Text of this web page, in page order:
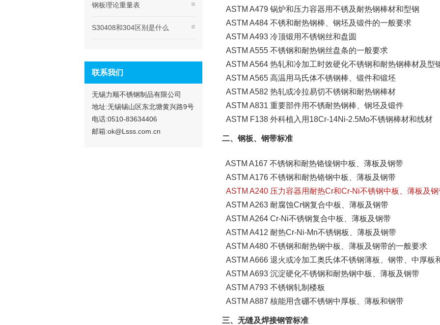
ASTM A479 锅炉和压力容器用不锈及耐热钢棒材和型钢
ASTM A484 不锈和耐热钢棒、钢坯及锻件的一般要求
ASTM A493 冷顶锻用不锈钢丝和盘圆
ASTM A555 不锈钢和耐热钢丝盘条的一般要求
ASTM A564 热轧和冷加工时效硬化不锈钢和耐热钢棒材及型
ASTM A565 高温用马氏体不锈钢棒、锻件和锻坯
ASTM A582 热轧或冷拉易切不锈钢和耐热钢棒材
ASTM A831 重要部件用不锈耐热钢棒、钢坯及锻件
ASTM F138 外科植入用18Cr-14Ni-2.5Mo不锈钢棒材和线材
二、钢板、钢带标准
ASTM A167 不锈钢和耐热铬镍钢中板、薄板及钢带
ASTM A176 不锈钢和耐热铬钢中板、薄板及钢带
ASTM A240 压力容器用耐热Cr和Cr-Ni不锈钢中板、薄板及钢
ASTM A263 耐腐蚀Cr钢复合中板、薄板及钢带
ASTM A264 Cr-Ni不锈钢复合中板、薄板及钢带
ASTM A412 耐热Cr-Ni-Mn不锈钢板、薄板及钢带
ASTM A480 不锈钢和耐热钢中板、薄板及钢带的一般要求
ASTM A666 退火或冷加工奥氏体不锈钢薄板、钢带、中厚板
ASTM A693 沉淀硬化不锈钢和耐热钢中板、薄板及钢带
ASTM A793 不锈钢轧制楼板
ASTM A887 核能用含硼不锈钢中厚板、薄板和钢带
三、无缝及焊接钢管标准
钢板理论重量表
S30408和304区别是什么
联系我们
无锡力顺不锈钢制品有限公司
地址:无锡锡山区东北塘黄兴路9号
电话:0510-83634406
邮箱:ok@Lsss.com.cn